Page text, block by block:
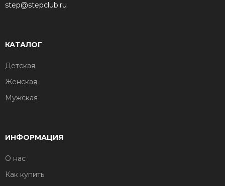
step@stepclub.ru
КАТАЛОГ
Детская
Женская
Мужская
ИНФОРМАЦИЯ
О нас
Как купить